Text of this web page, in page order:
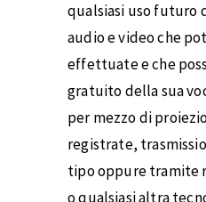
qualsiasi uso futuro
audio e video che
effettuate e che
gratuito della sua
per mezzo di
registrate,
tipo oppure tramite
o qualsiasi altra